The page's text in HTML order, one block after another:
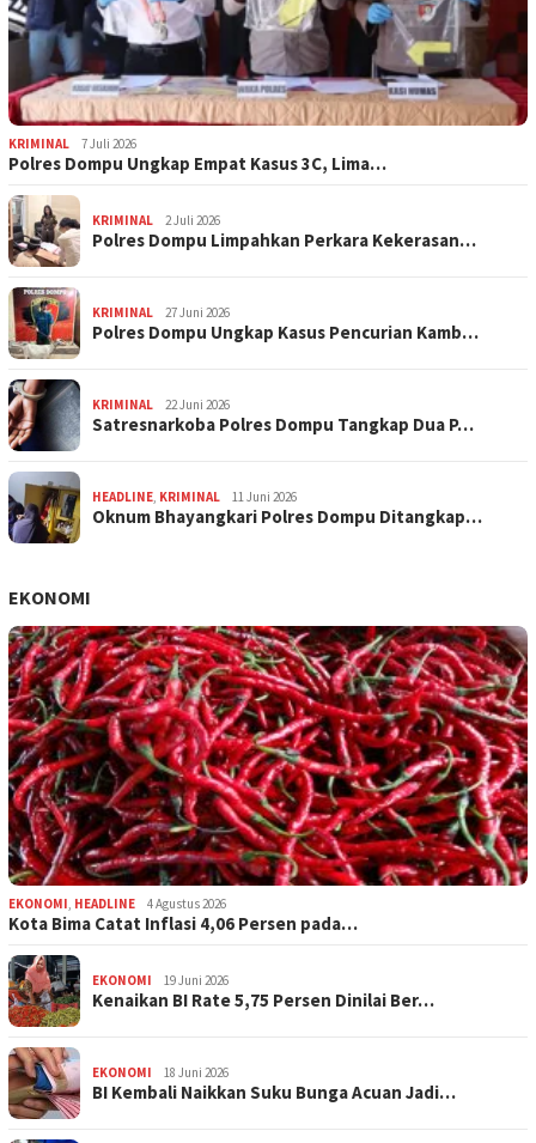
KRIMINAL 7 Juli 2026
Polres Dompu Ungkap Empat Kasus 3C, Lima…
KRIMINAL 2 Juli 2026
Polres Dompu Limpahkan Perkara Kekerasan…
KRIMINAL 27 Juni 2026
Polres Dompu Ungkap Kasus Pencurian Kamb…
KRIMINAL 22 Juni 2026
Satresnarkoba Polres Dompu Tangkap Dua P…
HEADLINE, KRIMINAL 11 Juni 2026
Oknum Bhayangkari Polres Dompu Ditangkap…
EKONOMI
EKONOMI, HEADLINE 4 Agustus 2026
Kota Bima Catat Inflasi 4,06 Persen pada…
EKONOMI 19 Juni 2026
Kenaikan BI Rate 5,75 Persen Dinilai Ber…
EKONOMI 18 Juni 2026
BI Kembali Naikkan Suku Bunga Acuan Jadi…